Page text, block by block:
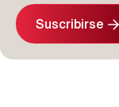
Suscribirse